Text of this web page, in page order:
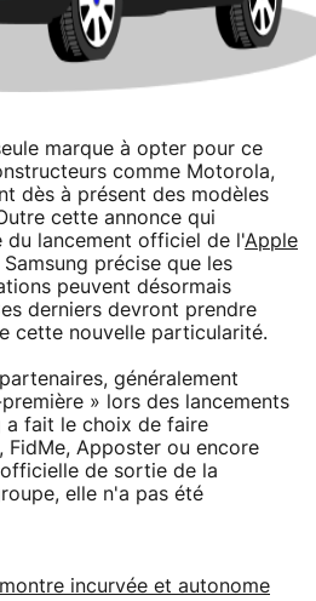
marque à opter pour ce
comme Motorola,
dès à présent des modèles
cette annonce qui
du lancement officiel de l'Apple
précise que les
peuvent désormais
derniers devront prendre
cette nouvelle particularité.
généralement
» lors des lancements
a fait le choix de faire
FidMe, Apposter ou encore
de sortie de la
elle n'a pas été
incurvée et autonome